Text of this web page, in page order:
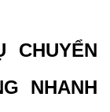
CHUYỂN
NHANH